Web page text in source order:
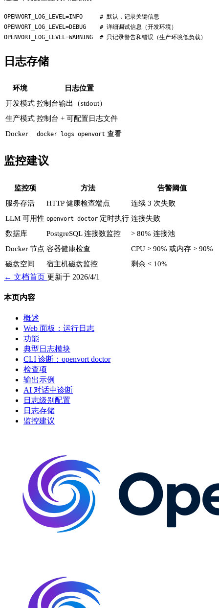
OPENVORT_LOG_LEVEL=INFO     # 默认，记录关键信息
OPENVORT_LOG_LEVEL=DEBUG    # 详细调试信息（开发环境）
日志存储
环境
日志位置
开发模式 控制台输出（stdout）
生产模式 控制台 + 可配置日志文件
Docker
docker logs openvort 查看
监控建议
监控项 方法
告警阈值
服务存活
HTTP 健康检查端点
连续 3 次失败
LLM 可用性 openvort doctor 定时执行 连接失败
数据库
PostgreSQL 连接数监控
> 80% 连接池
Docker 节点 容器健康检查
CPU > 90% 或内存 > 90%
磁盘空间
宿主机磁盘监控 剩余 < 10%
← 文档首页 更新于 2026/4/1
本页内容
概述
Web 面板：运行日志
功能
典型日志模块
CLI 诊断：openvort doctor
检查项
输出示例
AI 对话中诊断
日志级别配置
日志存储
监控建议